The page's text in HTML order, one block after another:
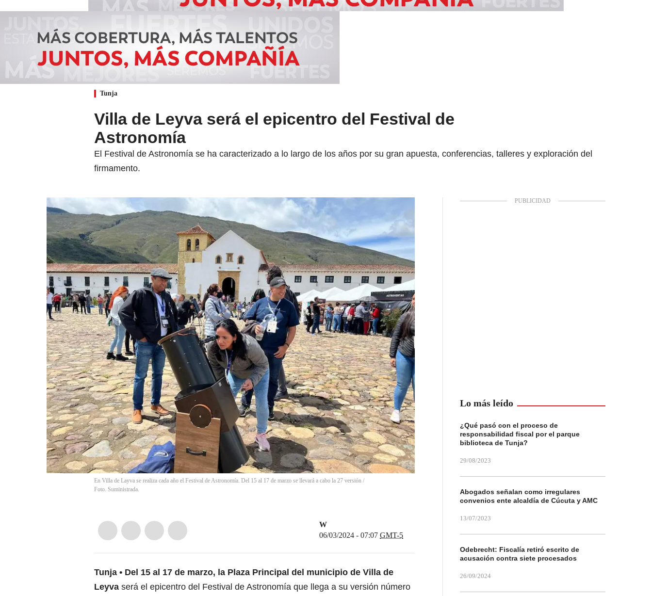
Tunja
Villa de Leyva será el epicentro del Festival de
Astronomía
El Festival de Astronomía se ha caracterizado a lo largo de los años por su gran apuesta, conferencias, talleres y exploración del
firmamento.
En Villa de Layva se realiza cada año el Festival de Astronomía. Del 15 al 17 de marzo se llevará a cabo la 27 versión /
Foto. Suministrada.
W
06/03/2024 - 07:07 GMT-5
Tunja
Del 15 al 17 de marzo, la Plaza Principal del municipio de Villa de
Leyva será el epicentro del Festival de Astronomía que llega a su versión número
Lo más leído
¿Qué pasó con el proceso de
responsabilidad fiscal por el parque
biblioteca de Tunja?
29/08/2023
Abogados señalan como irregulares
convenios ente alcaldía de Cúcuta y AMC
13/07/2023
Odebrecht: Fiscalía retiró escrito de
acusación contra siete procesados
26/09/2024